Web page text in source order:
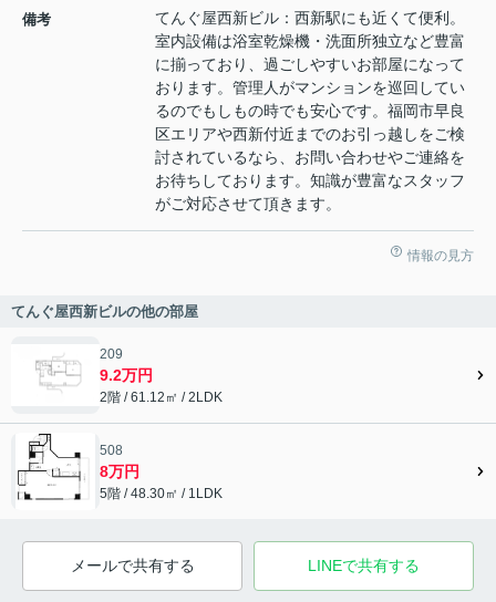
備考
てんぐ屋西新ビル：西新駅にも近くて便利。
室内設備は浴室乾燥機・洗面所独立など豊富
に揃っており、過ごしやすいお部屋になって
おります。管理人がマンションを巡回してい
るのでもしもの時でも安心です。福岡市早良
区エリアや西新付近までのお引っ越しをご検
討されているなら、お問い合わせやご連絡を
お待ちしております。知識が豊富なスタッフ
がご対応させて頂きます。
情報の見方
てんぐ屋西新ビルの他の部屋
209
9.2万円
2階 / 61.12㎡ / 2LDK
508
8万円
5階 / 48.30㎡ / 1LDK
メールで共有する LINEで共有する